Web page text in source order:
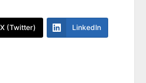
X (Twitter) LinkedIn